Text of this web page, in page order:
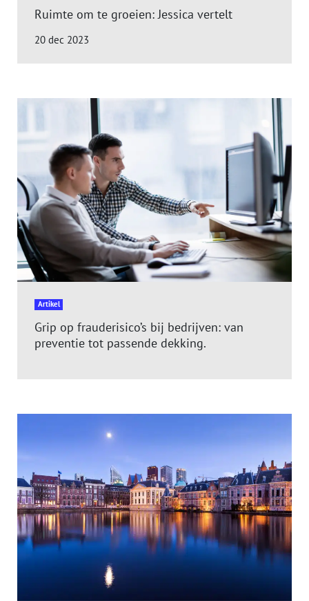
Ruimte om te groeien: Jessica vertelt
20 dec 2023
Artikel
Grip op frauderisico’s bij bedrijven: van
preventie tot passende dekking.